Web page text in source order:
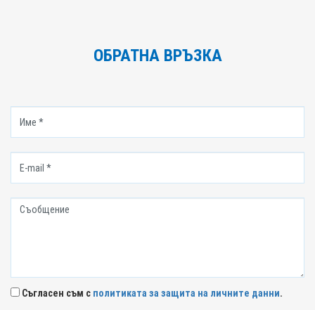
ОБРАТНА ВРЪЗКА
Съгласен съм с политиката за защита на личните данни.